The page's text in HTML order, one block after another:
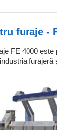
furaje -
FE 4000 este
furajeră